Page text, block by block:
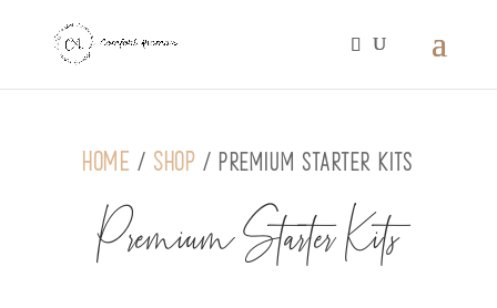
Home / Shop / Premium Starter Kits
Premium Starter Kits